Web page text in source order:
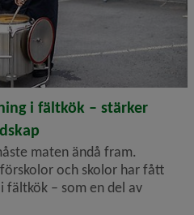
i fältkök – stärker
maten ändå fram.
och skolor har fått
fältkök – som en del av